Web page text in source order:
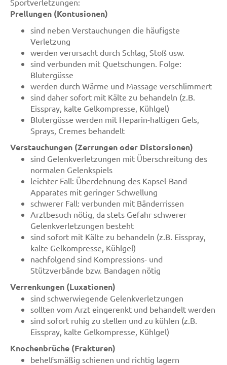
Sportverletzungen:
Prellungen (Kontusionen)
sind neben Verstauchungen die häufigste
Verletzung
werden verursacht durch Schlag, Stoß usw.
sind verbunden mit Quetschungen. Folge:
Blutergüsse
werden durch Wärme und Massage verschlimmert
sind daher sofort mit Kälte zu behandeln (z.B.
Eisspray, kalte Gelkompresse, Kühlgel)
Blutergüsse werden mit Heparin-haltigen Gels,
Sprays, Cremes behandelt
Verstauchungen (Zerrungen oder Distorsionen)
sind Gelenkverletzungen mit Überschreitung des
normalen Gelenkspiels
leichter Fall: Überdehnung des Kapsel-Band-
Apparates mit geringer Schwellung
schwerer Fall: verbunden mit Bänderrissen
Arztbesuch nötig, da stets Gefahr schwerer
Gelenkverletzungen besteht
sind sofort mit Kälte zu behandeln (z.B. Eisspray,
kalte Gelkompresse, Kühlgel)
nachfolgend sind Kompressions- und
Stützverbände bzw. Bandagen nötig
Verrenkungen (Luxationen)
sind schwerwiegende Gelenkverletzungen
sollten vom Arzt eingerenkt und behandelt werden
sind sofort ruhig zu stellen und zu kühlen (z.B.
Eisspray, kalte Gelkompresse, Kühlgel)
Knochenbrüche (Frakturen)
behelfsmäßig schienen und richtig lagern